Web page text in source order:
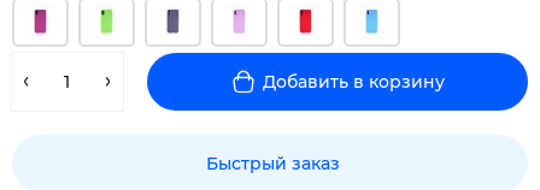
Добавить в корзину
Быстрый заказ